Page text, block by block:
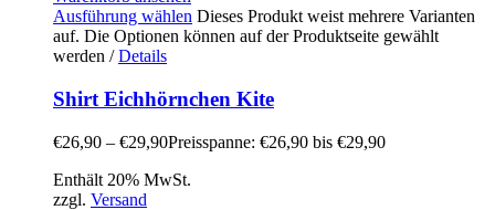
Ausführung wählen Dieses Produkt weist mehrere Varianten
auf. Die Optionen können auf der Produktseite gewählt
werden / Details
Shirt Eichhörnchen Kite
€26,90 – €29,90Preisspanne: €26,90 bis €29,90
Enthält 20% MwSt.
zzgl. Versand